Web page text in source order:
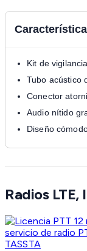
Kit de
Tubo acústico
Conector
Audio nítido
Diseño
Radios
TASSTA